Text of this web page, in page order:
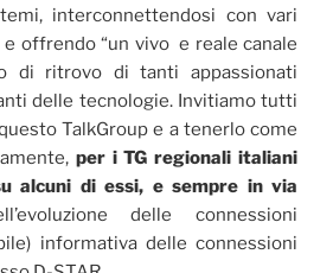
interconnettendosi con vari
offrendo “un vivo e reale canale
di ritrovo di tanti appassionati
delle tecnologie. Invitiamo tutti
TalkGroup e a tenerlo come
per i TG regionali italiani
alcuni di essi, e sempre in via
delle connessioni
informativa delle connessioni